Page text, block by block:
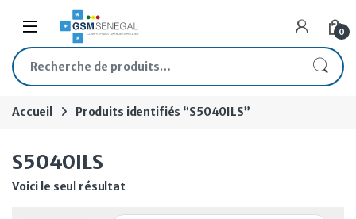
Skip to navigation
Skip to content
Open 0
Recherche pour :
Accueil Produits identifiés “S5040ILS”
S5040ILS
Voici le seul résultat